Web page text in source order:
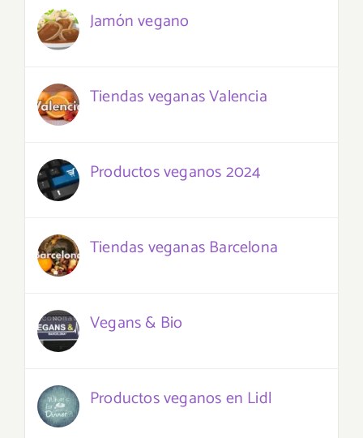
Jamón vegano
Tiendas veganas Valencia
Productos veganos 2024
Tiendas veganas Barcelona
Vegans & Bio
Productos veganos en Lidl